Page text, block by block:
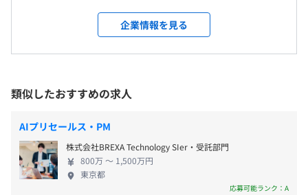
帯広事務所および自宅
当社及び当社グループ会社の全事業所
受動喫煙防止措置に関する事項
対策内容：屋内原則禁煙（屋外に喫煙場所あり）
フレックスタイム制（コアタイム：11:00~16:00）
完全週休2日制（土日）
祝日
年末年始休暇
の業界の課題が見え、生産のノウハウが蓄積されて
きました。 蓄積されたノウハウをもとに一般的な牧
場の3倍の労働生産性を可能にしています。 生産効
制、環境問題等、課題の多い酪農畜産業界におい
て、効率的で持続可能な食糧生産の実現を目指して
います。 【弊社のサービス】 ◆牧場のクラウドシス
テム「Farmnote Cloud」 ◆牛の発情/疾病等を検知
するセンサー「Farmnote Color」 ◆牛の遺伝子解析
に基づき牧場の生産性向上に貢献する「Farmnote
Gene」 ◆和牛受精卵や精液の流通から育種改良等を
企業情報を見る
類似したおすすめの求人
AIプリセールス・PM
株式会社BREXA Technology SIer・受託部門
800万 〜 1,500万円
東京都
応募可能ランク：A